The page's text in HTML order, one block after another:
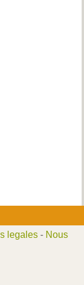
legales- Nous